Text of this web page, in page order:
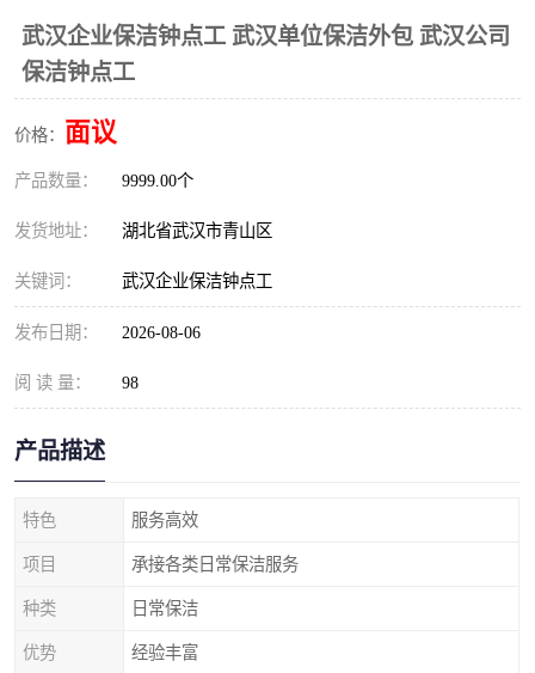
武汉企业保洁钟点工 武汉单位保洁外包 武汉公司
保洁钟点工
价格： 面议
产品数量： 9999.00个
发货地址： 湖北省武汉市青山区
关键词： 武汉企业保洁钟点工
发布日期： 2026-08-06
阅 读 量： 98
产品描述
特色 服务高效
项目 承接各类日常保洁服务
种类 日常保洁
优势 经验丰富